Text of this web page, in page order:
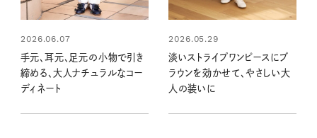
2026.06.07
手元、耳元、足元の小物で引き
締める、大人ナチュラルなコー
ディネート
2026.05.29
淡いストライプワンピースにブ
ラウンを効かせて、やさしい大
人の装いに